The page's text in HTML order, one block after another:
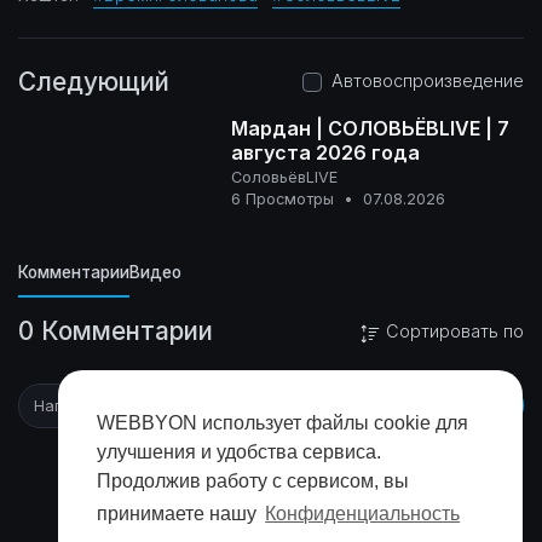
WEBBYON использует файлы cookie для
улучшения и удобства сервиса.
Продолжив работу с сервисом, вы
принимаете нашу Конфиденциальность
Следующий Автовоспроизведение
Мардан | СОЛОВЬЁВLIVE | 7
августа 2026 года
СоловьёвLIVE
6 Просмотры
• 07.08.2026
КомментарииВидео
0 Комментарии Сортировать по